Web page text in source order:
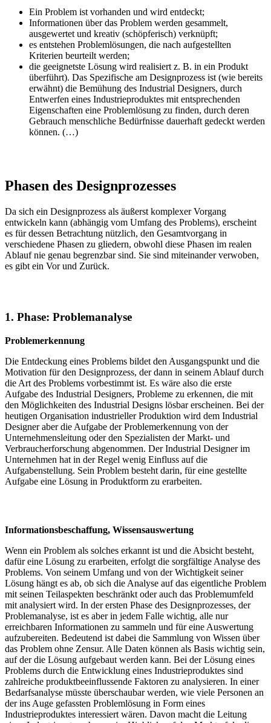
Ein Problem ist vorhanden und wird entdeckt;
Informationen über das Problem werden gesammelt,
ausgewertet und kreativ (schöpferisch) verknüpft;
es entstehen Problemlösungen, die nach aufgestellten
Kriterien beurteilt werden;
die geeignetste Lösung wird realisiert z. B. in ein Produkt
überführt). Das Spezifische am Designprozess ist (wie bereits
erwähnt) die Bemühung des Industrial Designers, durch
Entwerfen eines Industrieproduktes mit entsprechenden
Eigenschaften eine Problemlösung zu finden, durch deren
Gebrauch menschliche Bedürfnisse dauerhaft gedeckt werden
können. (…)
Phasen des Designprozesses
Da sich ein Designprozess als äußerst komplexer Vorgang
entwickeln kann (abhängig vom Umfang des Problems), erscheint
es für dessen Betrachtung nützlich, den Gesamtvorgang in
verschiedene Phasen zu gliedern, obwohl diese Phasen im realen
Ablauf nie genau begrenzbar sind. Sie sind miteinander verwoben,
es gibt ein Vor und Zurück.
1. Phase: Problemanalyse
Problemerkennung
Die Entdeckung eines Problems bildet den Ausgangspunkt und die
Motivation für den Designprozess, der dann in seinem Ablauf durch
die Art des Problems vorbestimmt ist. Es wäre also die erste
Aufgabe des Industrial Designers, Probleme zu erkennen, die mit
den Möglichkeiten des Industrial Designs lösbar erscheinen. Bei der
heutigen Organisation industrieller Produktion wird dem Industrial
Designer aber die Aufgabe der Problemerkennung von der
Unternehmensleitung oder den Spezialisten der Markt- und
Verbraucherforschung abgenommen. Der Industrial Designer im
Unternehmen hat in der Regel wenig Einfluss auf die
Aufgabenstellung. Sein Problem besteht darin, für eine gestellte
Aufgabe eine Lösung in Produktform zu erarbeiten.
Informationsbeschaffung, Wissensauswertung
Wenn ein Problem als solches erkannt ist und die Absicht besteht,
dafür eine Lösung zu erarbeiten, erfolgt die sorgfältige Analyse des
Problems. Von seinem Umfang und von der Wichtigkeit seiner
Lösung hängt es ab, ob sich die Analyse auf das eigentliche Problem
mit seinen Teilaspekten beschränkt oder auch das Problemumfeld
mit analysiert wird. In der ersten Phase des Designprozesses, der
Problemanalyse, ist es aber in jedem Falle wichtig, alle nur
erreichbaren Informationen zu sammeln und für eine Auswertung
aufzubereiten. Bedeutend ist dabei die Sammlung von Wissen über
das Problem ohne Zensur. Alle Daten können als Basis wichtig sein,
auf der die Lösung aufgebaut werden kann. Bei der Lösung eines
Problems durch die Entwicklung eines Industrieproduktes sind
zahlreiche produktbeeinflussende Faktoren zu analysieren. In einer
Bedarfsanalyse müsste überschaubar werden, wie viele Personen an
der ins Auge gefassten Problemlösung in Form eines
Industrieproduktes interessiert wären. Davon macht die Leitung